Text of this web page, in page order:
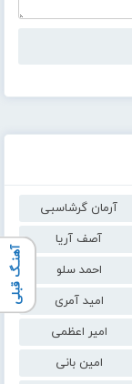
آرمان گرشاسبی
آصف آریا
احمد سلو
امید آمری
امیر اعظمی
امین بانی
آهنـگ قبلی